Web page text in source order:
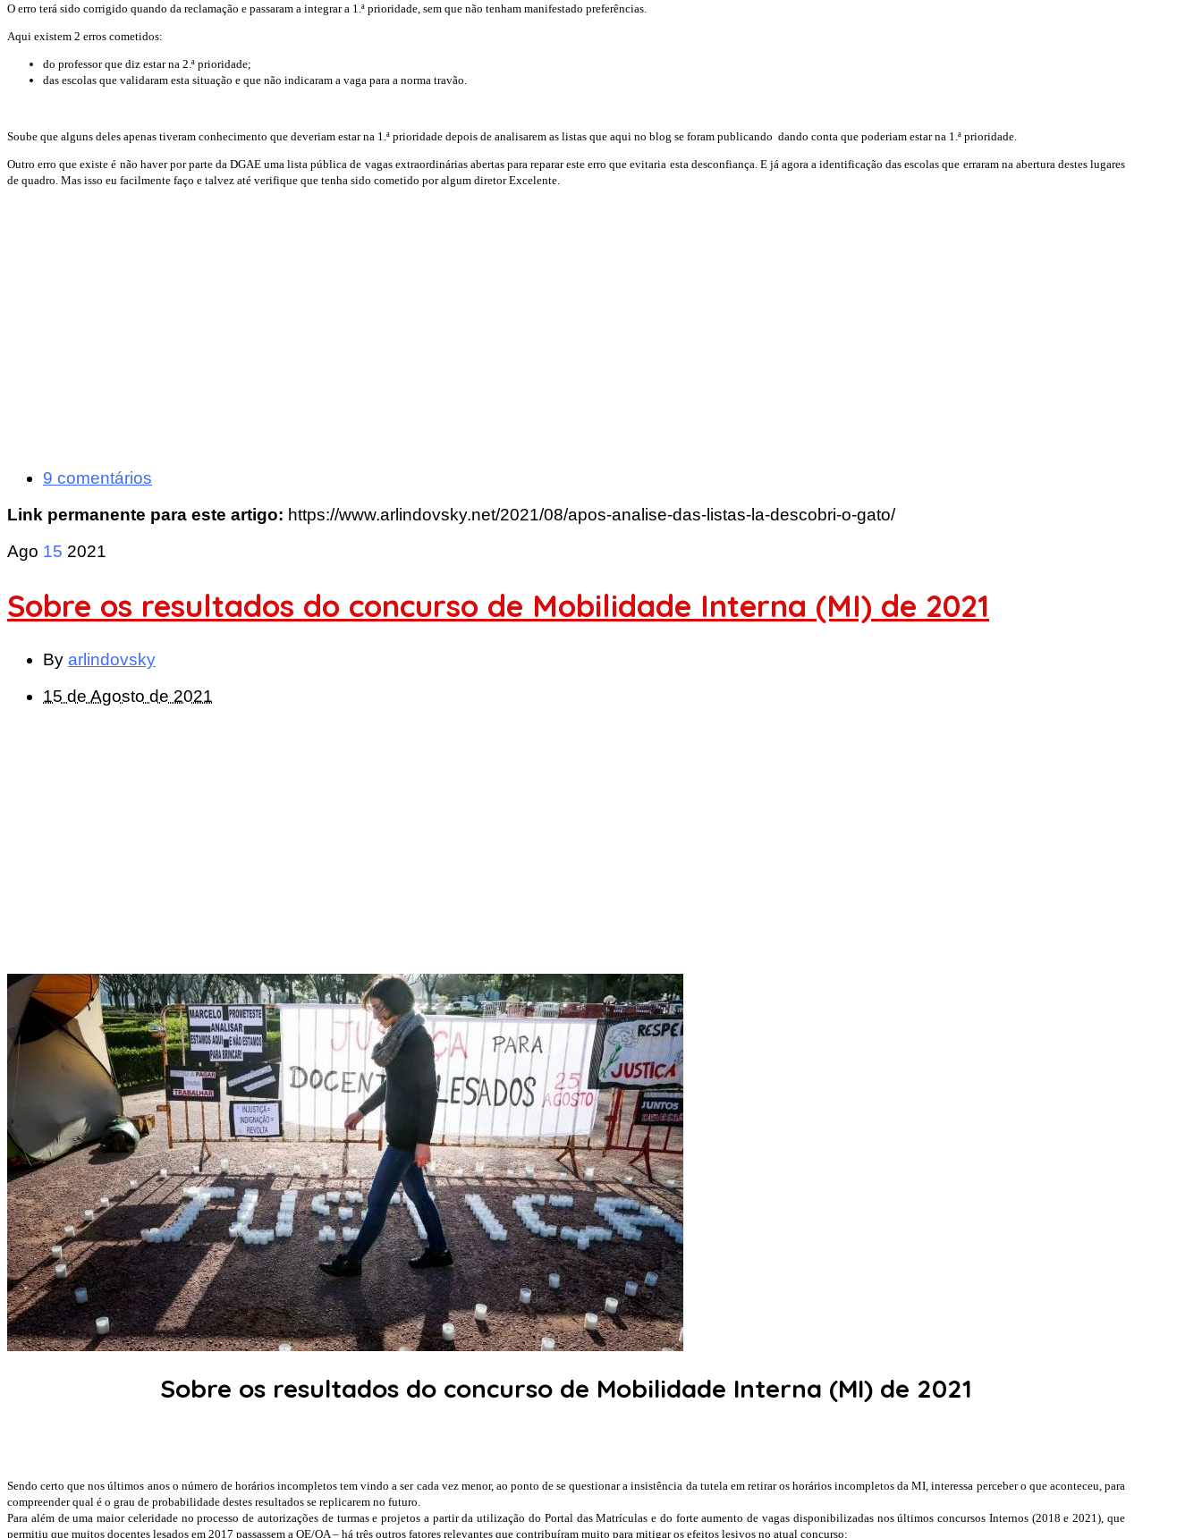
O erro terá sido corrigido quando da reclamação e passaram a integrar a 1.ª prioridade, sem que não tenham manifestado preferências.
Aqui existem 2 erros cometidos:
do professor que diz estar na 2.ª prioridade;
das escolas que validaram esta situação e que não indicaram a vaga para a norma travão.
Soube que alguns deles apenas tiveram conhecimento que deveriam estar na 1.ª prioridade depois de analisarem as listas que aqui no blog se foram publicando dando conta que poderiam estar na 1.ª prioridade.
Outro erro que existe é não haver por parte da DGAE uma lista pública de vagas extraordinárias abertas para reparar este erro que evitaria esta desconfiança. E já agora a identificação das escolas que erraram na abertura destes lugares
de quadro. Mas isso eu facilmente faço e talvez até verifique que tenha sido cometido por algum diretor Excelente.
9 comentários
Link permanente para este artigo: https://www.arlindovsky.net/2021/08/apos-analise-das-listas-la-descobri-o-gato/
Ago 15 2021
Sobre os resultados do concurso de Mobilidade Interna (MI) de 2021
By arlindovsky
15 de Agosto de 2021
Sobre os resultados do concurso de Mobilidade Interna (MI) de 2021
Sendo certo que nos últimos anos o número de horários incompletos tem vindo a ser cada vez menor, ao ponto de se questionar a insistência da tutela em retirar os horários incompletos da MI, interessa perceber o que aconteceu, para
compreender qual é o grau de probabilidade destes resultados se replicarem no futuro.
Para além de uma maior celeridade no processo de autorizações de turmas e projetos a partir da utilização do Portal das Matrículas e do forte aumento de vagas disponibilizadas nos últimos concursos Internos (2018 e 2021), que
permitiu que muitos docentes lesados em 2017 passassem a QE/QA – há três outros fatores relevantes que contribuíram muito para mitigar os efeitos lesivos no atual concurso: